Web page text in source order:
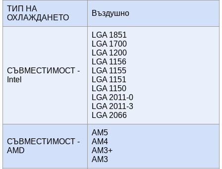
ТИП НА
ОХЛАЖДАНЕТО
Въздушно
СЪВМЕСТИМОСТ -
Intel
LGA 1851
LGA 1700
LGA 1200
LGA 1156
LGA 1155
LGA 1151
LGA 1150
LGA 2011-0
LGA 2011-3
LGA 2066
СЪВМЕСТИМОСТ -
AMD
AM5
AM4
AM3+
AM3